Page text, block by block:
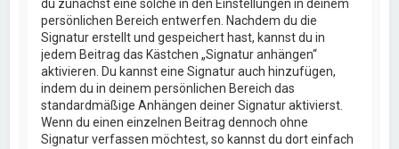
du zunächst eine solche in den Einstellungen in deinem
persönlichen Bereich entwerfen. Nachdem du die
Signatur erstellt und gespeichert hast, kannst du in
jedem Beitrag das Kästchen „Signatur anhängen“
aktivieren. Du kannst eine Signatur auch hinzufügen,
indem du in deinem persönlichen Bereich das
standardmäßige Anhängen deiner Signatur aktivierst.
Wenn du einen einzelnen Beitrag dennoch ohne
Signatur verfassen möchtest, so kannst du dort einfach